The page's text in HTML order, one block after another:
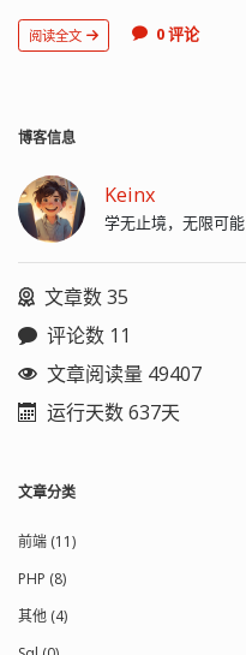
阅读全文 0 评论
博客信息
Keinx
学无止境，无限可能
文章数 35
评论数 11
文章阅读量 49407
运行天数 637天
文章分类
前端 (11)
PHP (8)
其他 (4)